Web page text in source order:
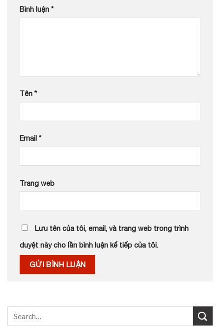
Bình luận *
Tên *
Email *
Trang web
Lưu tên của tôi, email, và trang web trong trình
duyệt này cho lần bình luận kế tiếp của tôi.